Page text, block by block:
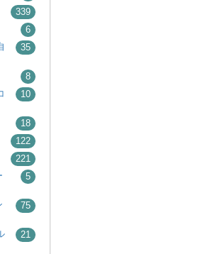
339
6
35
8
10
18
122
221
5
75
21